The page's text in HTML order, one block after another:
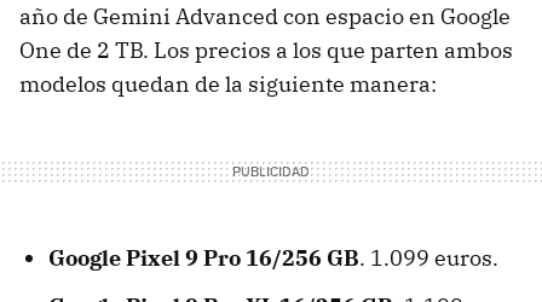
año de Gemini Advanced con espacio en Google
One de 2 TB. Los precios a los que parten ambos
modelos quedan de la siguiente manera:
Google Pixel 9 Pro 16/256 GB. 1.099 euros.